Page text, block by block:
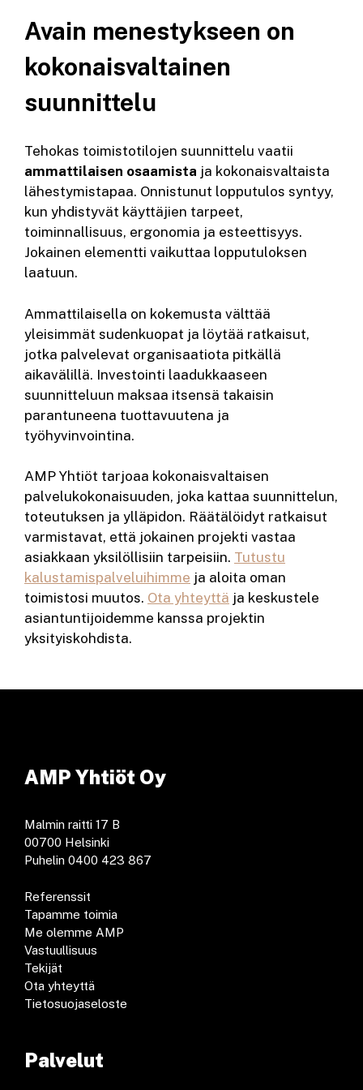
Avain menestykseen on
kokonaisvaltainen
suunnittelu
Tehokas toimistotilojen suunnittelu vaatii
ammattilaisen osaamista ja kokonaisvaltaista
lähestymistapaa. Onnistunut lopputulos syntyy,
kun yhdistyvät käyttäjien tarpeet,
toiminnallisuus, ergonomia ja esteettisyys.
Jokainen elementti vaikuttaa lopputuloksen
laatuun.
Ammattilaisella on kokemusta välttää
yleisimmät sudenkuopat ja löytää ratkaisut,
jotka palvelevat organisaatiota pitkällä
aikavälillä. Investointi laadukkaaseen
suunnitteluun maksaa itsensä takaisin
parantuneena tuottavuutena ja
työhyvinvointina.
AMP Yhtiöt tarjoaa kokonaisvaltaisen
palvelukokonaisuuden, joka kattaa suunnittelun,
toteutuksen ja ylläpidon. Räätälöidyt ratkaisut
varmistavat, että jokainen projekti vastaa
asiakkaan yksilöllisiin tarpeisiin. Tutustu
kalustamispalveluihimme ja aloita oman
toimistosi muutos. Ota yhteyttä ja keskustele
asiantuntijoidemme kanssa projektin
yksityiskohdista.
AMP Yhtiöt Oy
Malmin raitti 17 B
00700 Helsinki
Puhelin 0400 423 867
Referenssit
Tapamme toimia
Me olemme AMP
Vastuullisuus
Tekijät
Ota yhteyttä
Tietosuojaseloste
Palvelut